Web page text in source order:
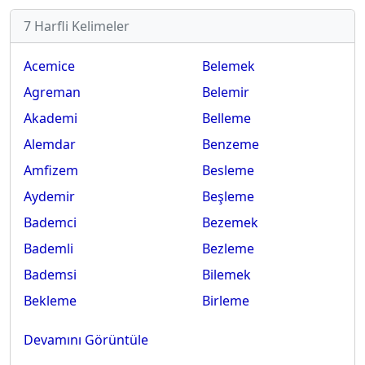
7 Harfli Kelimeler
Acemice
Agreman
Akademi
Alemdar
Amfizem
Aydemir
Bademci
Bademli
Bademsi
Bekleme
Belemek
Belemir
Belleme
Benzeme
Besleme
Beşleme
Bezemek
Bezleme
Bilemek
Birleme
Devamını Görüntüle